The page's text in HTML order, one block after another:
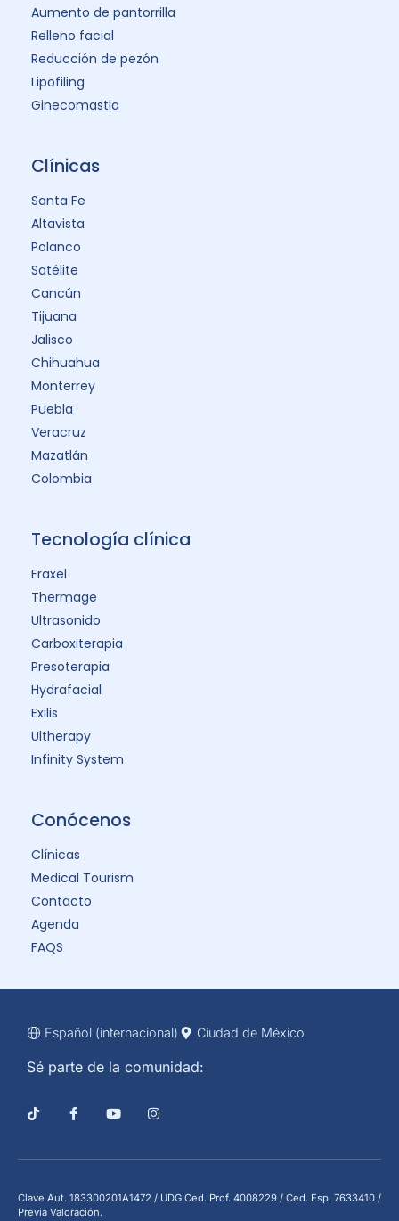
Aumento de pantorrilla
Relleno facial
Reducción de pezón
Lipofiling
Ginecomastia
Clínicas
Santa Fe
Altavista
Polanco
Satélite
Cancún
Tijuana
Jalisco
Chihuahua
Monterrey
Puebla
Veracruz
Mazatlán
Colombia
Tecnología clínica
Fraxel
Thermage
Ultrasonido
Carboxiterapia
Presoterapia
Hydrafacial
Exilis
Ultherapy
Infinity System
Conócenos
Clínicas
Medical Tourism
Contacto
Agenda
FAQS
Español (internacional) Ciudad de México
Sé parte de la comunidad:
Clave Aut. 183300201A1472 / UDG Ced. Prof. 4008229 / Ced. Esp. 7633410 /
Previa Valoración.